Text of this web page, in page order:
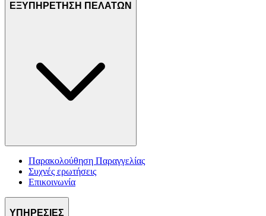
ΕΞΥΠΗΡΕΤΗΣΗ ΠΕΛΑΤΩΝ
Παρακολούθηση Παραγγελίας
Συχνές ερωτήσεις
Επικοινωνία
ΥΠΗΡΕΣΙΕΣ